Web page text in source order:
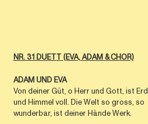
NR. 31 DUETT (EVA, ADAM & CHOR)
ADAM UND EVA
Von deiner Güt, o Herr und Gott, ist Erd
und Himmel voll. Die Welt so gross, so
wunderbar, ist deiner Hände Werk.